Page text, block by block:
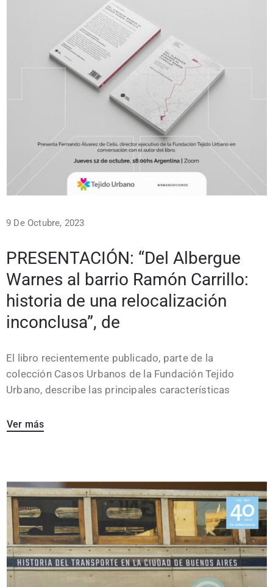
9 De Octubre, 2023
PRESENTACIÓN: “Del Albergue
Warnes al barrio Ramón Carrillo:
historia de una relocalización
inconclusa”, de
El libro recientemente publicado, parte de la
colección Casos Urbanos de la Fundación Tejido
Urbano, describe las principales características
Ver más